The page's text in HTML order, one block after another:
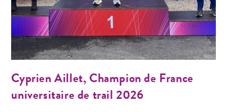
Cyprien Aillet, Champion de France
universitaire de trail 2026